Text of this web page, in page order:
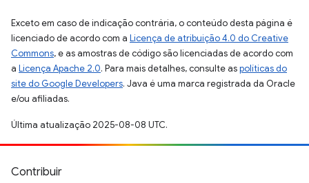
Exceto em caso de indicação contrária, o conteúdo desta página é
licenciado de acordo com a Licença de atribuição 4.0 do Creative
Commons, e as amostras de código são licenciadas de acordo com
a Licença Apache 2.0. Para mais detalhes, consulte aspolíticas do
site do Google Developers. Java é uma marca registrada da Oracle
e/ou afiliadas.
Última atualização 2025-08-08 UTC.
Contribuir